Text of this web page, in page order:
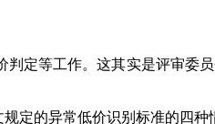
定等工作。这其实是评审委
定的异常低价识别标准的四